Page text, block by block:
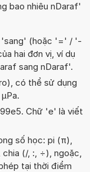
bao nhiêu nDaraf'
'sang' (hoặc '=' / '-
hai đơn vị, ví dụ
sang nDaraf'.
có thể sử dụng
Chữ 'e' là viết
số học: pi (π),
(/, :, ÷), ngoặc,
tại thời điểm